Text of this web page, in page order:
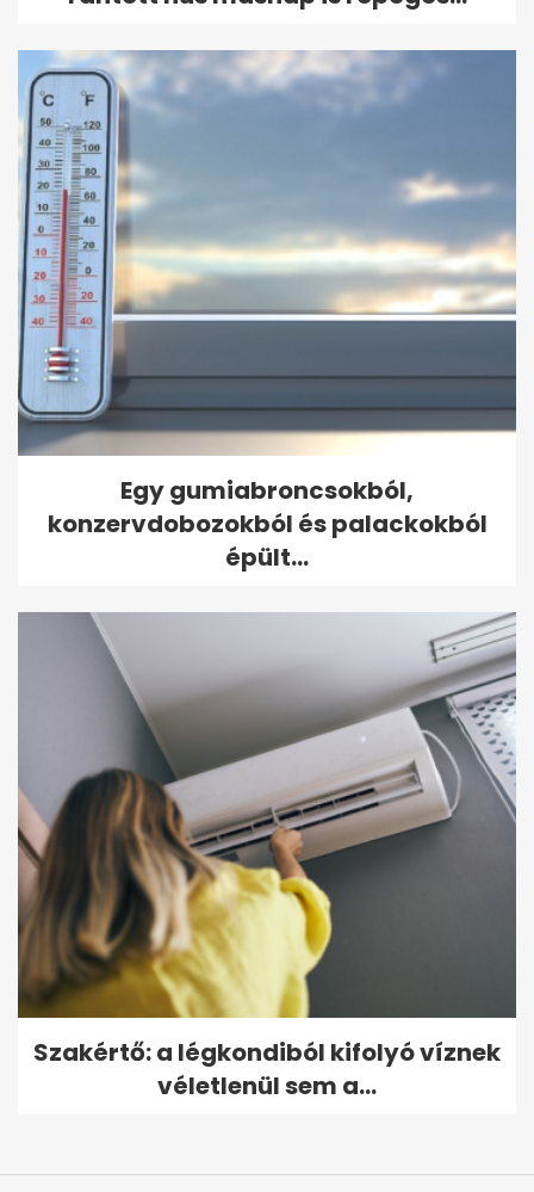
Egy gumiabroncsokból,
konzervdobozokból és palackokból
épült...
Szakértő: a légkondiból kifolyó víznek
véletlenül sem a...